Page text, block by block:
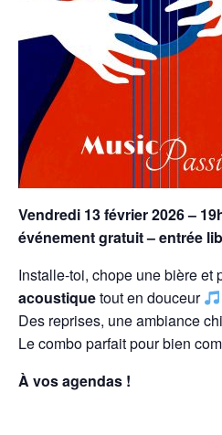
Vendredi 13 février 2026 –
événement gratuit – entrée
Installe-toi, chope une bière et
acoustiquetout en douceur
Des reprises, une ambiance
Le combo parfait pour bien
À vos agendas !